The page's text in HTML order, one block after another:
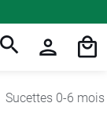
Sucettes 0-6 mois